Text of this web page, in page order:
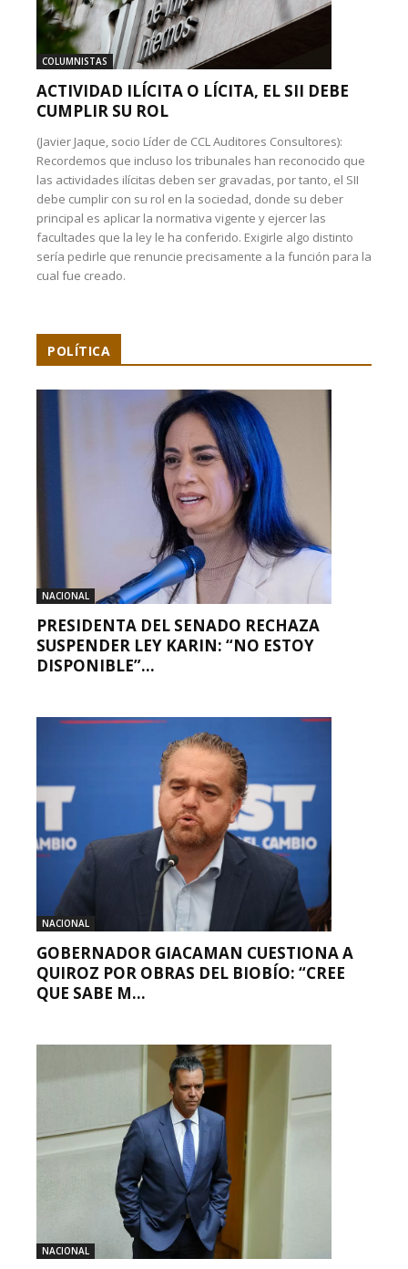
COLUMNISTAS
ACTIVIDAD ILÍCITA O LÍCITA, EL SII DEBE
CUMPLIR SU ROL
(Javier Jaque, socio Líder de CCL Auditores Consultores):
Recordemos que incluso los tribunales han reconocido que
las actividades ilícitas deben ser gravadas, por tanto, el SII
debe cumplir con su rol en la sociedad, donde su deber
principal es aplicar la normativa vigente y ejercer las
facultades que la ley le ha conferido. Exigirle algo distinto
sería pedirle que renuncie precisamente a la función para la
cual fue creado.
POLÍTICA
NACIONAL
PRESIDENTA DEL SENADO RECHAZA
SUSPENDER LEY KARIN: “NO ESTOY
DISPONIBLE”...
NACIONAL
GOBERNADOR GIACAMAN CUESTIONA A
QUIROZ POR OBRAS DEL BIOBÍO: “CREE
QUE SABE M...
NACIONAL